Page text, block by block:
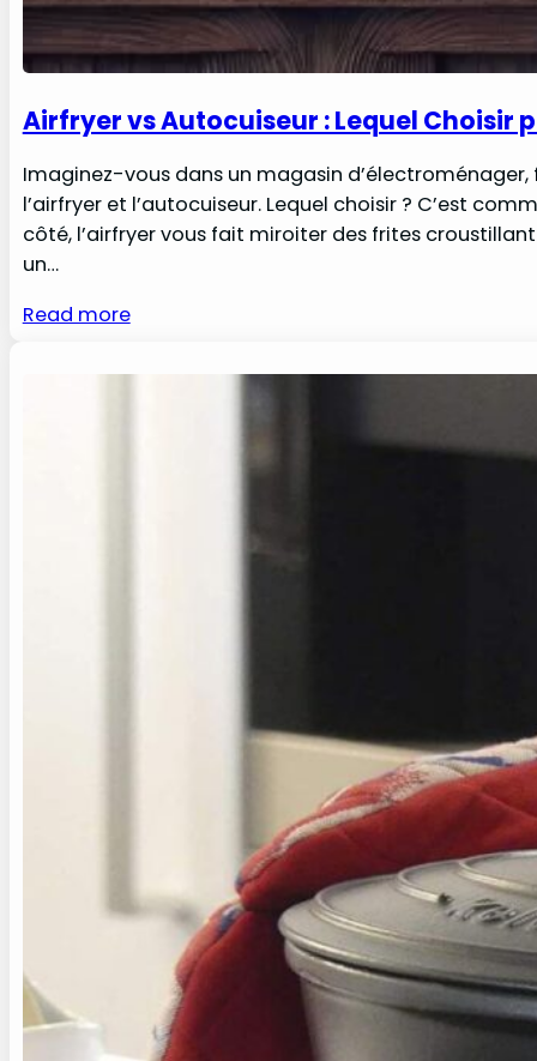
Airfryer vs Autocuiseur : Lequel Choisir
Imaginez-vous dans un magasin
l’airfryer et l’autocuiseur. Lequel choisir ? C’est
côté, l’airfryer vous fait miroiter des frites
un…
Read more